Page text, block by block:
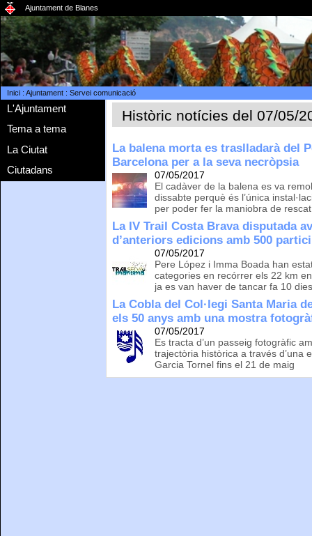
Ajuntament de Blanes
Inici: Ajuntament: Servei comunicació
L'Ajuntament
Tema a tema
La Ciutat
Ciutadans
Històric notícies del 07/05/
La balena morta es traslladarà del
Barcelona per a la seva necròpsia
07/05/2017
El cadàver de la balena es va
dissabte perquè és l’única
per poder fer la maniobra de
La IV Trail Costa Brava disputada
d’anteriors edicions amb 500
07/05/2017
Pere López i Imma Boada han
categories en recórrer els 22 km
ja es van haver de tancar fa 10
La Cobla del Col·legi Santa Maria
els 50 anys amb una mostra
07/05/2017
Es tracta d’un passeig fotogràfic
trajectòria històrica a través d’una
Garcia Tornel fins el 21 de maig